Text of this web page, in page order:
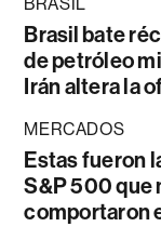
Brasil bate
de petróleo
Irán altera la
MERCADOS
Estas fueron
S&P 500 que
comportaron